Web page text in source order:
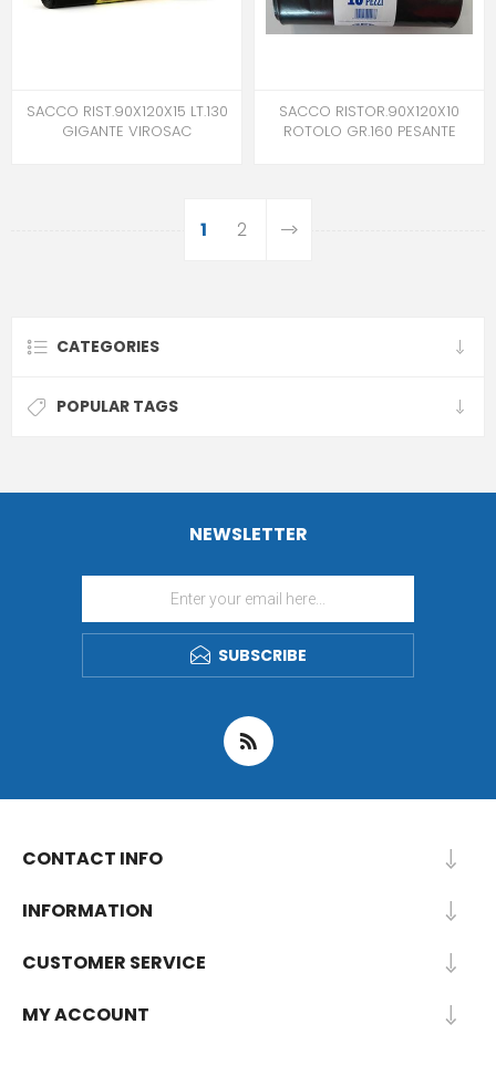
SACCO RIST.90X120X15 LT.130
GIGANTE VIROSAC
SACCO RISTOR.90X120X10
ROTOLO GR.160 PESANTE
1 2
CATEGORIES
POPULAR TAGS
NEWSLETTER
SUBSCRIBE
CONTACT INFO
INFORMATION
CUSTOMER SERVICE
MY ACCOUNT